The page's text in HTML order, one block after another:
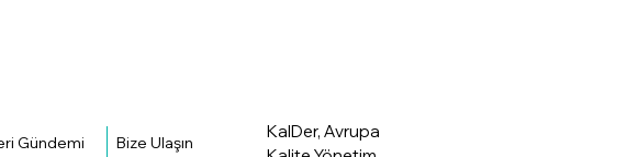
KalDer, Avrupa
Gündemi Bize Ulaşın